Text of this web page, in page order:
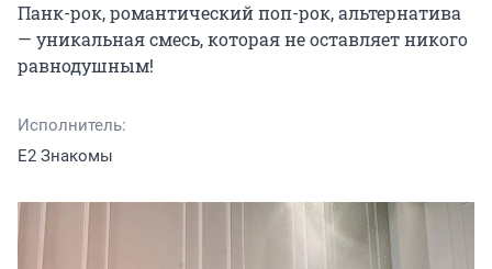
Панк-рок, романтический поп-рок, альтернатива
— уникальная смесь, которая не оставляет никого
равнодушным!
Исполнитель:
Е2 Знакомы